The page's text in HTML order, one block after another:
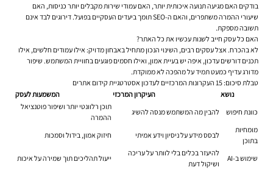
בודקים האם מגיעה תנועה איכותית יותר, האם עמודי שירות מקבלים יותר כניסות, האם
שיעורי ההמרה משתפרים, והאם ה-SEO תומך ביעדים העסקיים בפועל. דירוגים לבד אינם
תשובה מספקת.
האם כל עסק חייב לשנות עכשיו את כל האתר?
לא בהכרח. אצל עסקים רבים, השינוי הנכון מתחיל באבחון מדויק: אילו עמודים חלשים, אילו
תכנים דורשים עדכון, איפה יש בעיית אמון, ואילו חסמים פוגעים בחוויית המשתמש. שיפור
מדורג עדיף כמעט תמיד על מהפכה לא ממוקדת.
טבלת סיכום: 15 העקרונות המרכזיים לעדכון אסטרטגיית קידום אתרים
נושא
העיקרון המרכזי
המשמעות לעסק
כוונת חיפוש
להבין מה המשתמש מנסה להשיג
תוכן רלוונטי יותר ושיפור פוטנציאל
ההמרה
מומחיות
בתוכן
לבסס מידע על ניסיון וידע אמיתי חיזוק אמון, בידול וסמכות
שימוש ב-AI
להיעזר בכלים בלי לוותר על עריכה
ושיקול דעת
ייעול תהליכים תוך שמירה על איכות